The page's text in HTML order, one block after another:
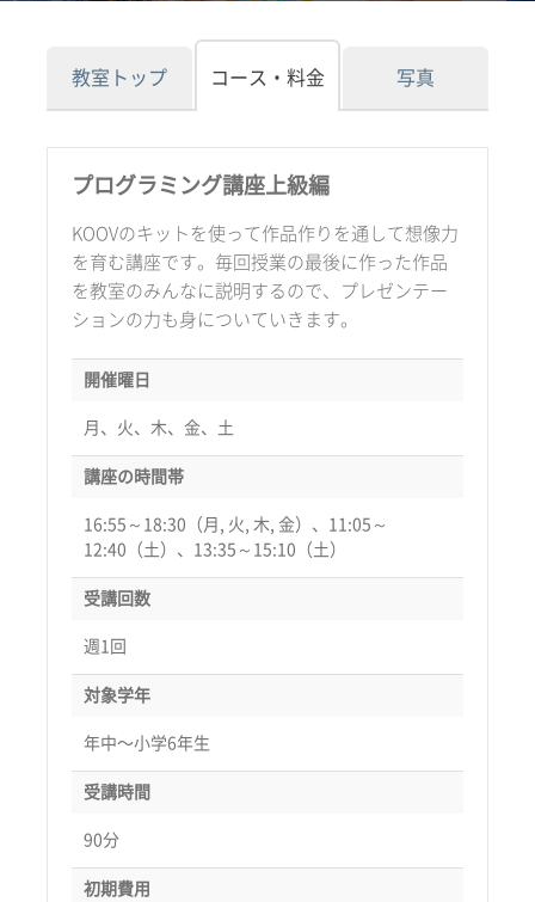
教室トップ コース・料金 写真
プログラミング講座上級編
KOOVのキットを使って作品作りを通して想像力
を育む講座です。毎回授業の最後に作った作品
を教室のみんなに説明するので、プレゼンテー
ションの力も身についていきます。
開催曜日
月、火、木、金、土
講座の時間帯
16:55～18:30（月, 火, 木, 金）、11:05～
12:40（土）、13:35～15:10（土）
受講回数
週1回
対象学年
年中〜小学6年生
受講時間
90分
初期費用